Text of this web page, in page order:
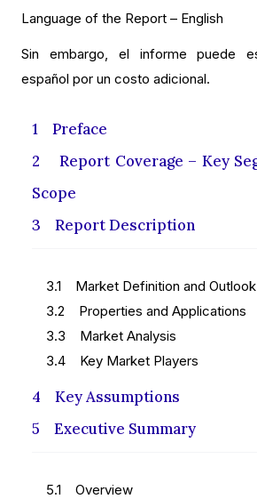
Language of the Report – English
Sin embargo, el informe puede
español por un costo adicional.
1 Preface
2 Report Coverage – Key
Scope
3 Report Description
3.1 Market Definition and Outlook
3.2 Properties and Applications
3.3 Market Analysis
3.4 Key Market Players
4 Key Assumptions
5 Executive Summary
5.1 Overview